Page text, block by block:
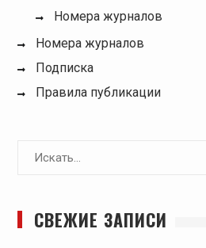
Номера журналов
Номера журналов
Подписка
Правила публикации
СВЕЖИЕ ЗАПИСИ